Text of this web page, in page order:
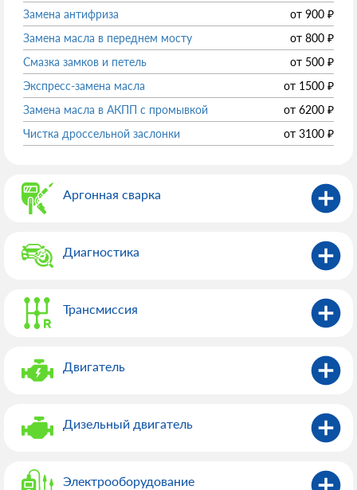
Замена антифриза
от 900 ₽
Замена масла в переднем мосту
от 800 ₽
Смазка замков и петель
от 500 ₽
Экспресс-замена масла
от 1500 ₽
Замена масла в АКПП с промывкой
от 6200 ₽
Чистка дроссельной заслонки
от 3100 ₽
Аргонная сварка
Диагностика
Трансмиссия
Двигатель
Дизельный двигатель
Электрооборудованиe